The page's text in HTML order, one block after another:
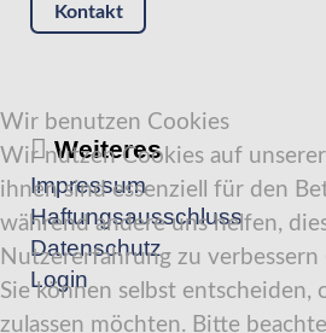
Kontakt
Weiteres
Impressum
Haftungsausschluss
Datenschutz
Login
Wir benutzen Cookies
Wir nutzen Cookies auf
ihnen sind essenziell für den
während andere uns helfen,
Nutzererfahrung zu verbessern
Sie können selbst entscheiden,
zulassen möchten. Bitte